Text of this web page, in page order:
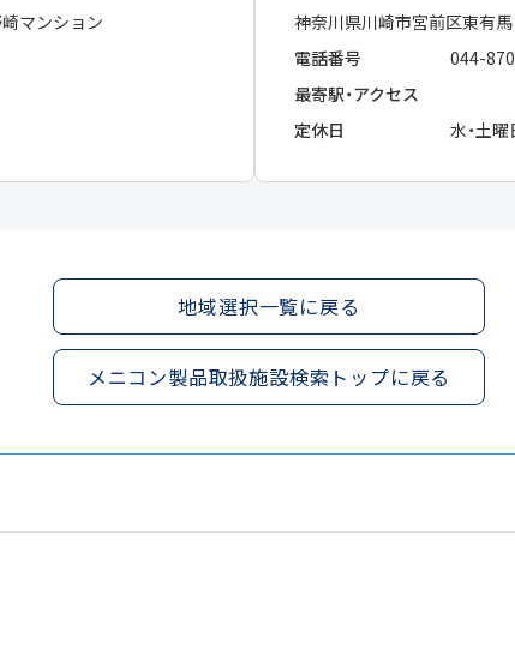
マンション
神奈川県川崎市宮前区東有
電話番号
044-
最寄駅・アクセス
定休日
水・土曜
地域選択一覧に戻る
メニコン製品取扱施設検索トップに戻る